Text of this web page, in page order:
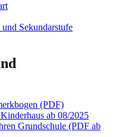
Sekundarstufe
(PDF)
ab 08/2025
Grundschule (PDF ab